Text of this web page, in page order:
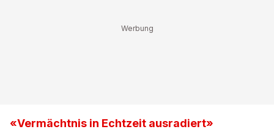
«Vermächtnis in Echtzeit ausradiert»